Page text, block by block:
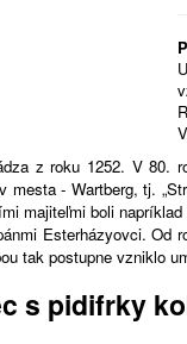
z roku 1252. V 80.
mesta - Wartberg, tj.
majiteľmi boli
Esterházyovci.
tak postupne vzniklo
s pidifrky